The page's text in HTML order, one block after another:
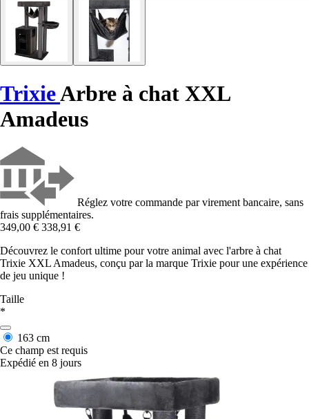
TrixieArbre à chat XXL
Amadeus
Réglez votre commande par virement bancaire, sans
frais supplémentaires.
349,00 € 338,91 €
Découvrez le confort ultime pour votre animal avec l'arbre à chat
Trixie XXL Amadeus, conçu par la marque Trixie pour une expérience
de jeu unique !
Taille
*
163 cm
Ce champ est requis
Expédié en 8 jours